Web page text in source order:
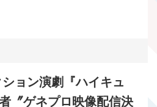
ョン演劇『ハイキュ
〞ゲネプロ映像配信決